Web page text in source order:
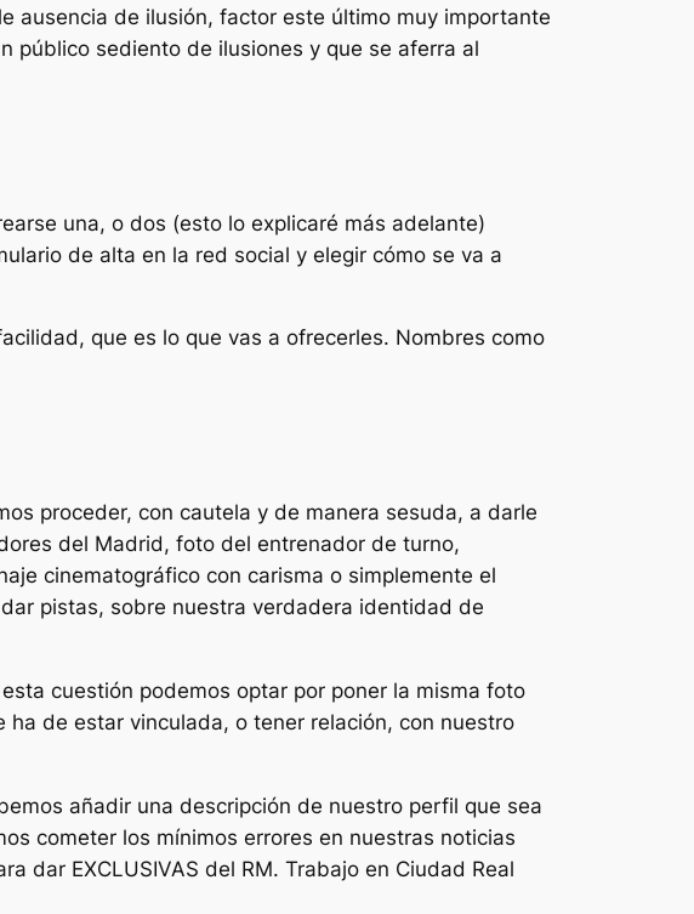
ausencia de ilusión, factor este último muy importante
público sediento de ilusiones y que se aferra al
una, o dos (esto lo explicaré más adelante)
de alta en la red social y elegir cómo se va a
que es lo que vas a ofrecerles. Nombres como
proceder, con cautela y de manera sesuda, a darle
del Madrid, foto del entrenador de turno,
cinematográfico con carisma o simplemente el
pistas, sobre nuestra verdadera identidad de
cuestión podemos optar por poner la misma foto
de estar vinculada, o tener relación, con nuestro
añadir una descripción de nuestro perfil que sea
cometer los mínimos errores en nuestras noticias
dar EXCLUSIVAS del RM. Trabajo en Ciudad Real